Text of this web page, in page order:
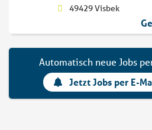
49429 Visbek
Automatisch neue Jobs
Jetzt Jobs per E-